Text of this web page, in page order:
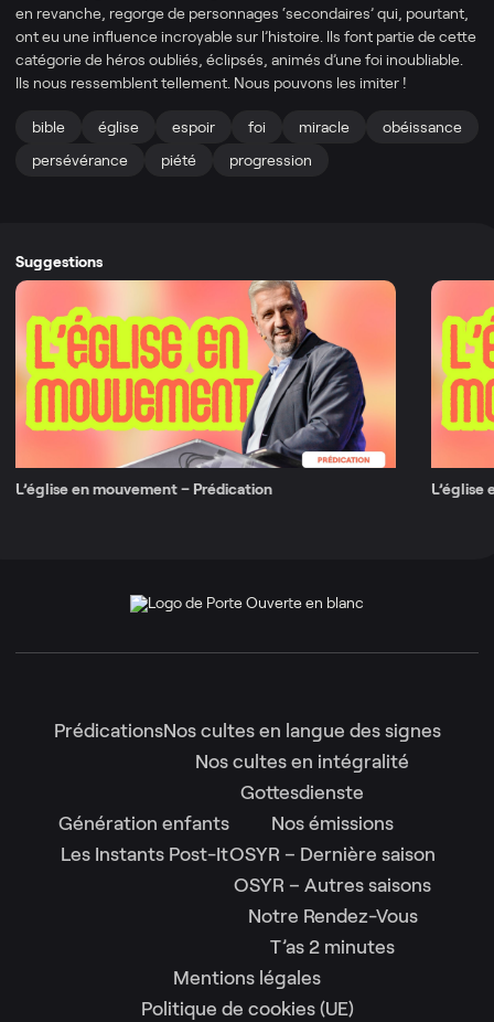
en revanche, regorge de personnages ‘secondaires’ qui, pourtant,
ont eu une influence incroyable sur l’histoire. Ils font partie de cette
catégorie de héros oubliés, éclipsés, animés d’une foi inoubliable.
Ils nous ressemblent tellement. Nous pouvons les imiter !
bible église espoir foi miracle
obéissance
persévérance
piété progression
Suggestions
L’église en mouvement – Prédication L’église
PrédicationsNos cultes en langue des signes
Nos cultes en intégralité
Gottesdienste
Génération enfants
Les Instants Post-It
Nos émissions
OSYR – Dernière saison
OSYR – Autres saisons
Notre Rendez-Vous
T’as 2 minutes
Mentions légales
Politique de cookies (UE)